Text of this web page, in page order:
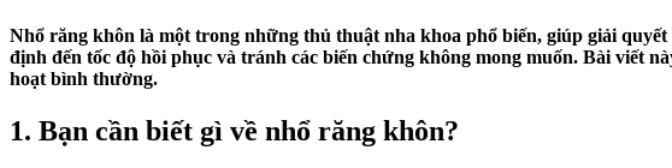
Nhổ răng khôn là một trong những thủ thuật nha khoa phổ biến, giúp giải
định đến tốc độ hồi phục và tránh các biến chứng không mong muốn. Bài viết
hoạt bình thường.
1. Bạn cần biết gì về nhổ răng khôn?